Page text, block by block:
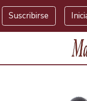
Masiosare
Suscribirse